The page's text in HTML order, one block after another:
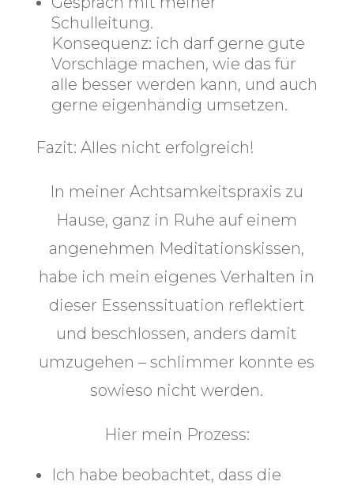
Schulleitung.
Konsequenz: ich darf gerne gute
Vorschläge machen, wie das für
alle besser werden kann, und auch
gerne eigenhändig umsetzen.
Fazit: Alles nicht erfolgreich!
In meiner Achtsamkeitspraxis zu
Hause, ganz in Ruhe auf einem
angenehmen Meditationskissen,
habe ich mein eigenes Verhalten in
dieser Essenssituation reflektiert
und beschlossen, anders damit
umzugehen – schlimmer konnte es
sowieso nicht werden.
Hier mein Prozess:
Ich habe beobachtet, dass die